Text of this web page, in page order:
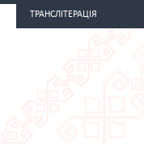
ТРАНСЛІТЕРАЦІЯ